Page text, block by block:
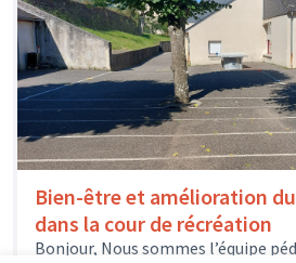
Bien-être et amélioration
dans la cour de récréation
Bonjour, Nous sommes l’équipe